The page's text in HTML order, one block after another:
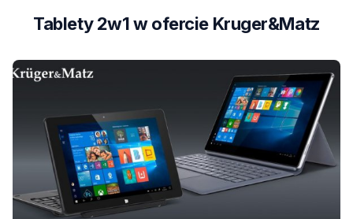
Tablety 2w1 w ofercie Kruger&Matz